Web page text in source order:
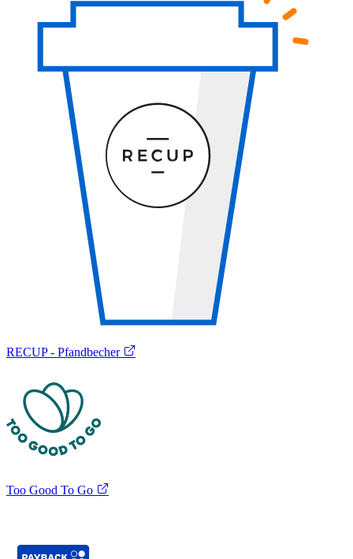
RECUP - Pfandbecher
Too Good To Go